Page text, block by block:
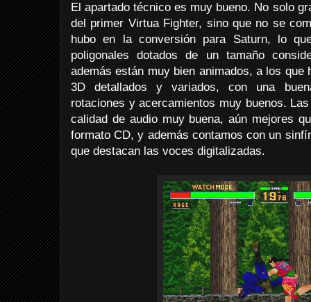
El apartado técnico es muy bueno. No solo
del primer Virtua Fighter, sino que no se
hubo en la conversión para Saturn, lo
poligonales dotados de un tamaño
además están muy bien animados, a los que
3D detallados y variados, con una
rotaciones y acercamientos muy buenos.
calidad de audio muy buena, aún mejores
formato CD, y además contamos con un
que destacan las voces digitalizadas.